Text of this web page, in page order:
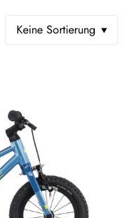
Keine Sortierung